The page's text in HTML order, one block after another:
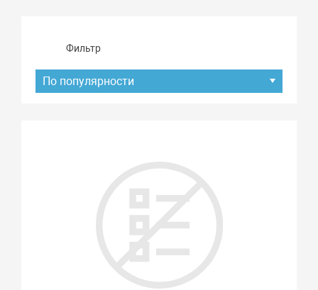
Фильтр
По популярности